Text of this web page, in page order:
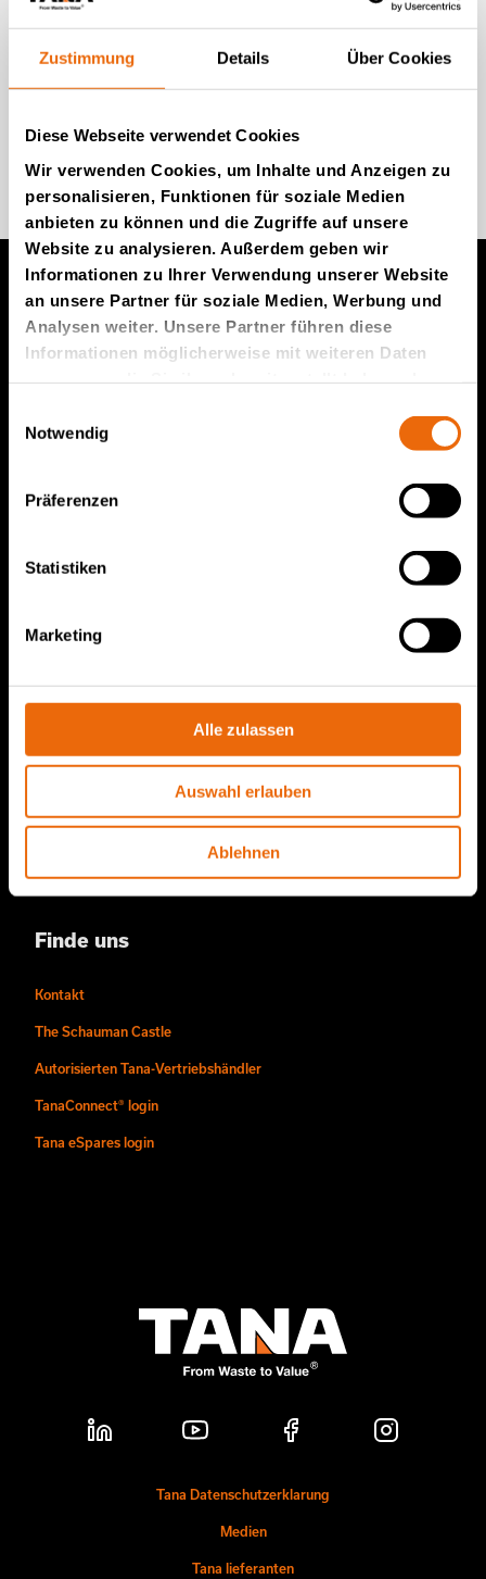
Zustimmung Details Über Cookies
Diese Webseite verwendet Cookies
Wir verwenden Cookies, um Inhalte und Anzeigen zu
personalisieren, Funktionen für soziale Medien
anbieten zu können und die Zugriffe auf unsere
Website zu analysieren. Außerdem geben wir
Informationen zu Ihrer Verwendung unserer Website
an unsere Partner für soziale Medien, Werbung und
Analysen weiter. Unsere Partner führen diese
Informationen möglicherweise mit weiteren Daten
gesammelt haben.
Notwendig
Präferenzen
Statistiken
Marketing
Alle zulassen
Auswahl erlauben
Ablehnen
Newsletter von Tana (auf
Englisch)
Kommen Sie zu uns
Produkte von TANA
TANA Scheibensieb
TANA-Ersatzteile
Über uns
Die Arbeitsweise von Tana
Finde uns
Kontakt
The Schauman Castle
Autorisierten Tana-Vertriebshändler
TanaConnect® login
Tana eSpares login
Tana Datenschutzerklarung
Medien
Tana lieferanten